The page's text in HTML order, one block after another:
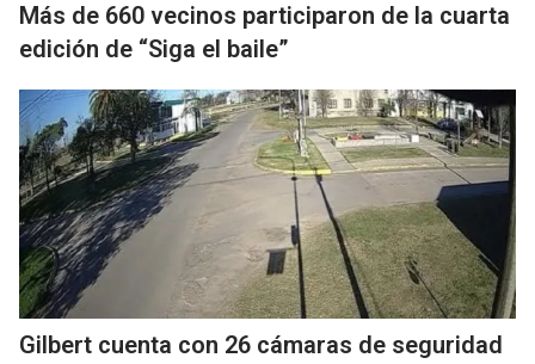
Más de 660 vecinos participaron de la cuarta
edición de “Siga el baile”
Gilbert cuenta con 26 cámaras de seguridad